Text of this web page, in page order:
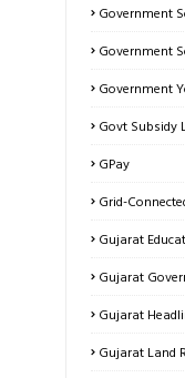
Government
Government
Government
Govt Subsidy
GPay
Grid-
Gujarat
Gujarat
Gujarat
Gujarat Land